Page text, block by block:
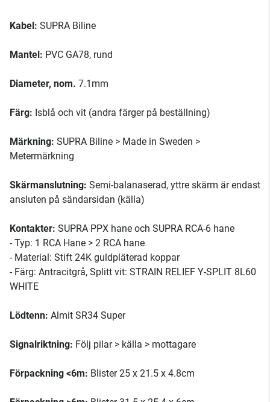
Kabel: SUPRA Biline
Mantel: PVC GA78, rund
Diameter, nom. 7.1mm
Färg: Isblå och vit (andra färger på beställning)
Märkning: SUPRA Biline > Made in Sweden >
Metermärkning
Skärmanslutning: Semi-balanaserad, yttre skärm är endast
ansluten på sändarsidan (källa)
Kontakter: SUPRA PPX hane och SUPRA RCA-6 hane
- Typ: 1 RCA Hane > 2 RCA hane
- Material: Stift 24K guldpläterad koppar
- Färg: Antracitgrå, Splitt vit: STRAIN RELIEF Y-SPLIT 8L60
WHITE
Lödtenn: Almit SR34 Super
Signalriktning: Följ pilar > källa > mottagare
Förpackning <6m: Blister 25 x 21.5 x 4.8cm